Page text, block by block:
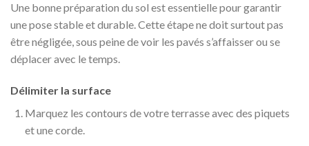
Une bonne préparation du sol est essentielle pour garantir
une pose stable et durable. Cette étape ne doit surtout pas
être négligée, sous peine de voir les pavés s’affaisser ou se
déplacer avec le temps.
Délimiter la surface
Marquez les contours de votre terrasse avec des piquets
et une corde.